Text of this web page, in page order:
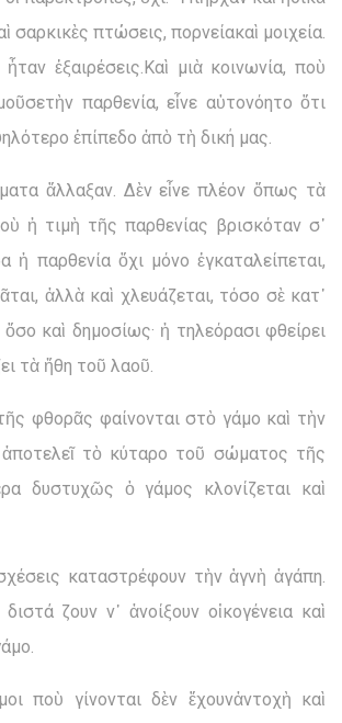
πτώσεις, πορνείακαὶ μοιχεία.
ἐξαιρέσεις.Καὶ μιὰ κοινωνία, ποὺ
παρθενία, εἶνε αὐτονόητο ὅτι
ἐπίπεδο ἀπὸ τὴ δική μας.
ἄλλαξαν. Δὲν εἶνε πλέον ὅπως τὰ
ἡ τιμὴ τῆς παρθενίας βρισκόταν σ᾽
ἡ παρθενία ὄχι μόνο ἐγκαταλείπεται,
ἀλλὰ καὶ χλευάζεται, τόσο σὲ κατ᾽
ὅσο καὶ δημοσίως· ἡ τηλεόρασι φθείρει
τὰ ἤθη τοῦ λαοῦ.
φθορᾶς φαίνονται στὸ γάμο καὶ τὴν
ἀποτελεῖ τὸ κύταρο τοῦ σώματος τῆς
δυστυχῶς ὁ γάμος κλονίζεται καὶ
καταστρέφουν τὴν ἁγνὴ ἀγάπη.
διστά ζουν ν᾽ ἀνοίξουν οἰκογένεια καὶ
ποὺ γίνονται δὲν ἔχουνἀντοχὴ καὶ